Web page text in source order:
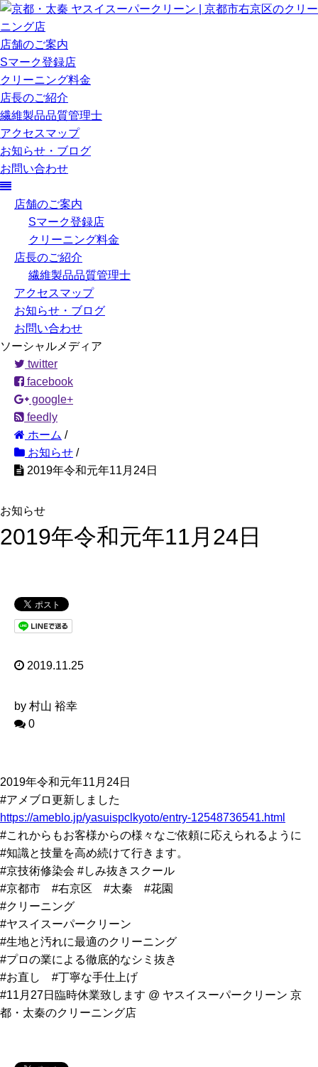
店舗のご案内
Sマーク登録店
クリーニング料金
店長のご紹介
繊維製品品質管理士
アクセスマップ
お知らせ・ブログ
お問い合わせ
店舗のご案内
Sマーク登録店
クリーニング料金
店長のご紹介
繊維製品品質管理士
アクセスマップ
お知らせ・ブログ
お問い合わせ
ソーシャルメディア
twitter
facebook
google+
feedly
ホーム /
お知らせ /
2019年令和元年11月24日
お知らせ
2019年令和元年11月24日
2019.11.25
by 村山 裕幸
0
2019年令和元年11月24日
#アメブロ更新しました
https://ameblo.jp/yasuispclkyoto/entry-12548736541.html
#これからもお客様からの様々なご依頼に応えられるように
#知識と技量を高め続けて行きます。
#京技術修染会 #しみ抜きスクール
#京都市 #右京区 #太秦 #花園
#クリーニング
#ヤスイスーパークリーン
#生地と汚れに最適のクリーニング
#プロの業による徹底的なシミ抜き
#お直し #丁寧な手仕上げ
#11月27日臨時休業致します @ ヤスイスーパークリーン 京
都・太秦のクリーニング店